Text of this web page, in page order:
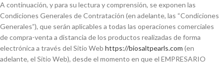
A continuación, y para su lectura y comprensión, se exponen las
Condiciones Generales de Contratación (en adelante, las “Condiciones
Generales”), que serán aplicables a todas las operaciones comerciales
de compra-venta a distancia de los productos realizadas de forma
electrónica a través del Sitio Web https://biosaltpearls.com (en
adelante, el Sitio Web), desde el momento en que el EMPRESARIO